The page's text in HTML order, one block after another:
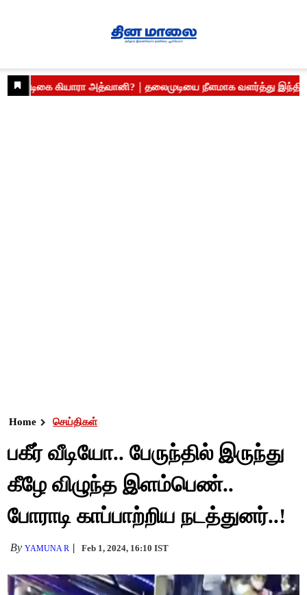
Home செய்திகள்
பகீர் வீடியோ.. பேருந்தில் இருந்து
கீழே விழுந்த இளம்பெண்..
போராடி காப்பாற்றிய நடத்துனர்..!
ByYAMUNA R Feb 1, 2024, 16:10 IST